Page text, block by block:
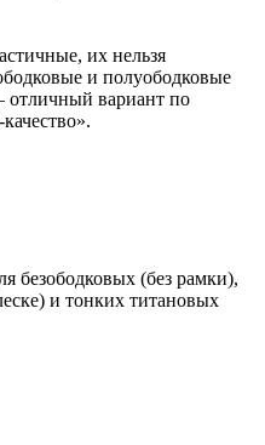
их нельзя
и полуободковые
вариант по
безободковых (без рамки),
и тонких титановых